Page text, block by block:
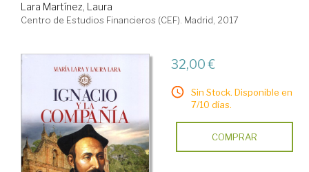
Lara Martínez, Laura
Centro de Estudios Financieros (CEF). Madrid, 2017
32,00 €
Sin Stock. Disponible en
7/10 días.
COMPRAR